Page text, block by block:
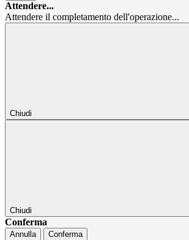
Attendere...
Attendere il completamento dell'operazione...
Chiudi
Chiudi
Conferma
Annulla Conferma